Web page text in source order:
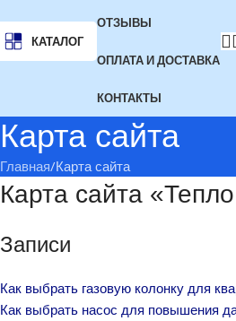
КАТАЛОГ
ОТЗЫВЫ
ОПЛАТА И ДОСТАВКА
КОНТАКТЫ
Карта сайта
Главная Карта сайта
Карта сайта
Записи
Как выбрать газовую колонку для
Как выбрать насос для повышения